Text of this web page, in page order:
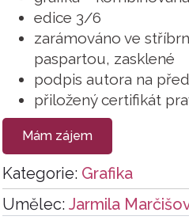
edice 3/6
zarámováno ve
paspartou, zasklené
podpis autora na
přiložený certifikát
Mám zájem
Kategorie: Grafika
Umělec: Jarmila